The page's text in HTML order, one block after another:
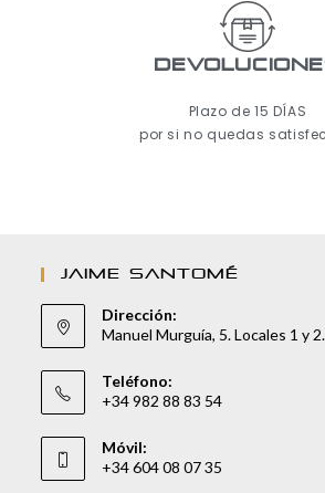
Plazo de 15 DÍAS
por si no quedas
JAIME SANTOMÉ
Dirección:
Manuel Murguía, 5. Locales 1 y
Teléfono:
+34 982 88 83 54
Móvil:
+34 604 08 07 35